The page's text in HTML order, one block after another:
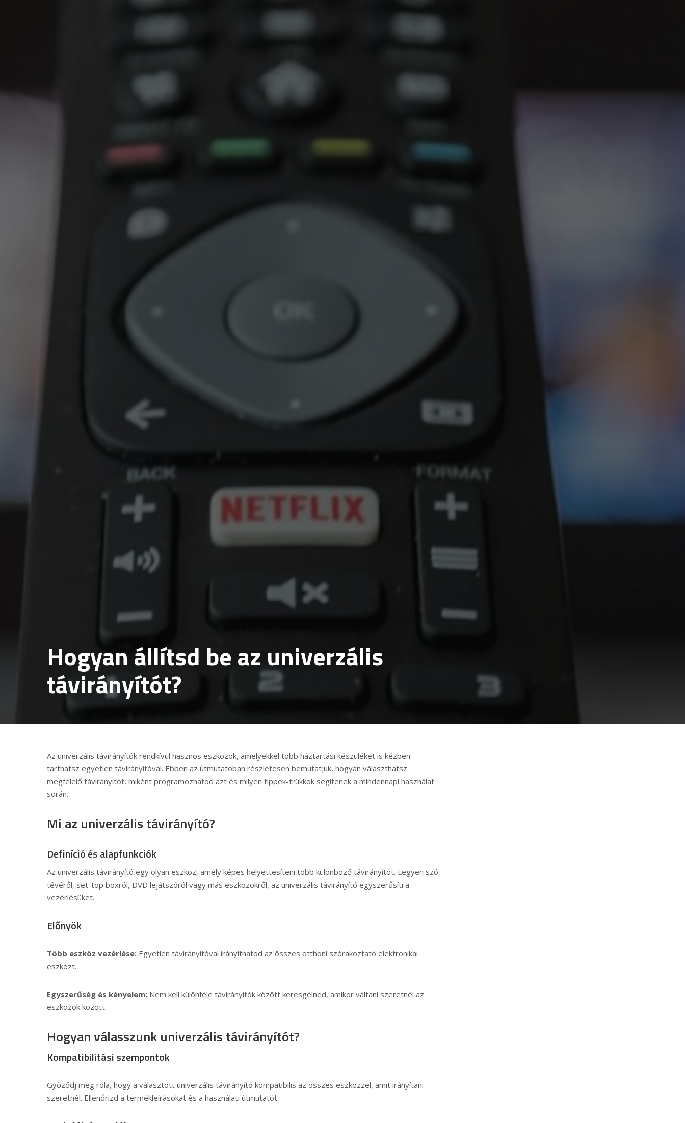
Hogyan állítsd be az univerzális
távirányítót?
Az univerzális távirányítók rendkívül hasznos eszközök, amelyekkel több háztartási készüléket is kézben
tarthatsz egyetlen távirányítóval. Ebben az útmutatóban részletesen bemutatjuk, hogyan választhatsz
megfelelő távirányítót, miként programozhatod azt és milyen tippek-trükkök segítenek a mindennapi használat
során.
Mi az univerzális távirányító?
Definíció és alapfunkciók
Az univerzális távirányító egy olyan eszköz, amely képes helyettesíteni több különböző távirányítót. Legyen szó
tévéről, set-top boxról, DVD lejátszóról vagy más eszközökről, az univerzális távirányító egyszerűsíti a
vezérlésüket.
Előnyök
Több eszköz vezérlése: Egyetlen távirányítóval irányíthatod az összes otthoni szórakoztató elektronikai
eszközt.
Egyszerűség és kényelem: Nem kell különféle távirányítók között keresgélned, amikor váltani szeretnél az
eszközök között.
Hogyan válasszunk univerzális távirányítót?
Kompatibilitási szempontok
Győződj meg róla, hogy a választott univerzális távirányító kompatibilis az összes eszközzel, amit irányítani
szeretnél. Ellenőrizd a termékleírásokat és a használati útmutatót.